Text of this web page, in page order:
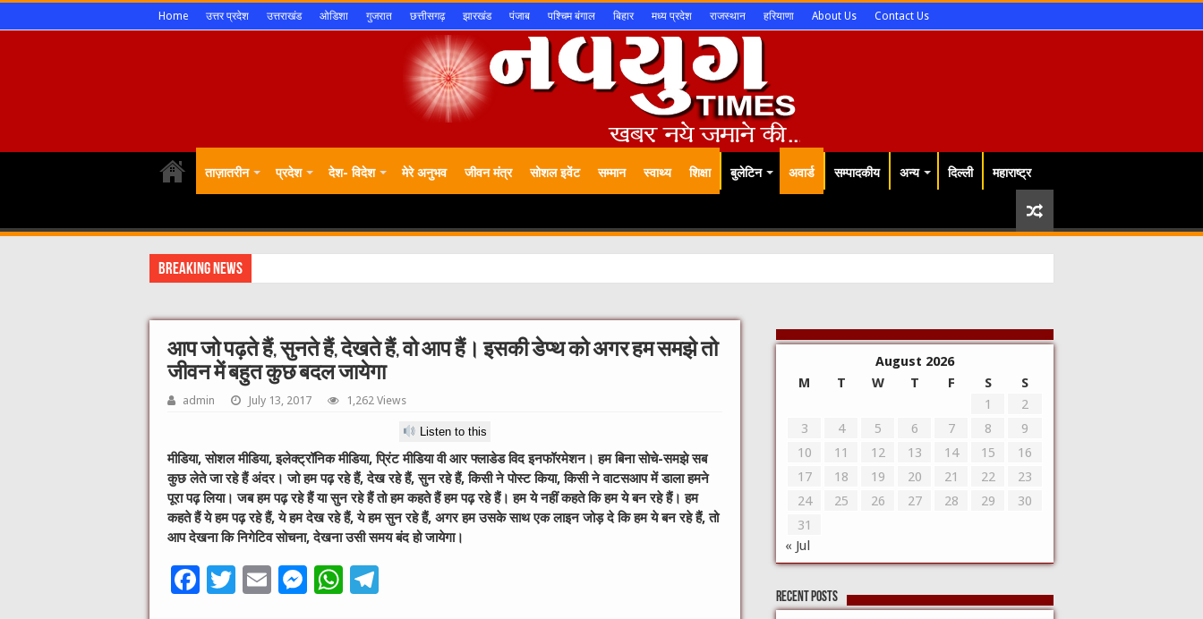
Home उत्तर प्रदेश उत्तराखंड ओडिशा गुजरात छत्तीसगढ़ झारखंड पंजाब पश्चिम बंगाल बिहार मध्य प्रदेश राजस्थान हरियाणा About Us Contact Us
ताज़ातरीन प्रदेश देश- विदेश मेरे अनुभव जीवन मंत्र सोशल इवेंट सम्मान स्वाथ्य शिक्षा बुलेटिन अवार्ड सम्पादकीय अन्य दिल्ली महाराष्ट्र
Breaking News
आप जो पढ़ते हैं, सुनते हैं, देखते हैं, वो आप हैं। इसकी डेप्थ को अगर हम समझे तो
जीवन में बहुत कुछ बदल जायेगा
admin July 13, 2017 1,262 Views
Listen to this
मीडिया, सोशल मीडिया, इलेक्ट्रॉनिक मीडिया, प्रिंट मीडिया वी आर फ्लाडेड विद इनफॉरमेशन। हम बिना सोचे-समझे सब
कुछ लेते जा रहे हैं अंदर। जो हम पढ़ रहे हैं, देख रहे हैं, सुन रहे हैं, किसी ने पोस्ट किया, किसी ने वाटसआप में डाला हमने
पूरा पढ़ लिया। जब हम पढ़ रहे हैं या सुन रहे हैं तो हम कहते हैं हम पढ़ रहे हैं। हम ये नहीं कहते कि हम ये बन रहे हैं। हम
कहते हैं ये हम पढ़ रहे हैं, ये हम देख रहे हैं, ये हम सुन रहे हैं, अगर हम उसके साथ एक लाइन जोड़ दे कि हम ये बन रहे हैं, तो
आप देखना कि निगेटिव सोचना, देखना उसी समय बंद हो जायेगा।
F
T
E
M
W
August 2026
M
T W T F S
S
1
2
3
4 5 6 7 8
9
10
11 12 13 14 15
16
17
18 19 20 21 22
23
24
25 26 27 28 29
30
31
« Jul
Recent Posts